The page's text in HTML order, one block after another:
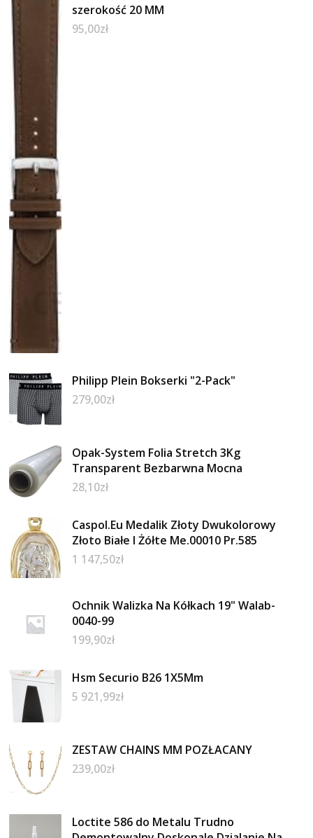
szerokość 20 MM
95,00zł
Philipp Plein Bokserki "2-Pack"
279,00zł
Opak-System Folia Stretch 3Kg
Transparent Bezbarwna Mocna
28,10zł
Caspol.Eu Medalik Złoty Dwukolorowy
Złoto Białe I Żółte Me.00010 Pr.585
1 147,50zł
Ochnik Walizka Na Kółkach 19" Walab-
0040-99
199,90zł
Hsm Securio B26 1X5Mm
5 921,99zł
ZESTAW CHAINS MM POZŁACANY
239,00zł
Loctite 586 do Metalu Trudno